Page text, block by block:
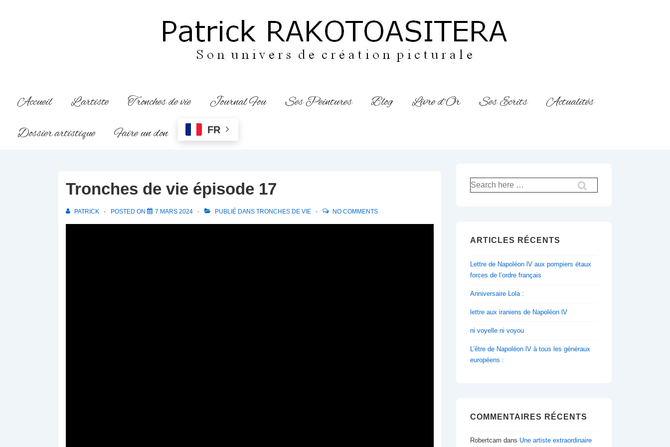
Navigation
Accueil L’artiste Tronches de vie Journal Fou Ses Peintures Blog Livre d’Or Ses Ecrits
Actualités
Dossier artistique
Faire un don FR
Tronches de vie épisode 17
PATRICK POSTED ON 7 MARS 2024 PUBLIÉ DANS TRONCHES DE VIE NO COMMENTS
Recherche
pour:
ARTICLES RÉCENTS
Lettre de Napoléon lV aux pompiers étaux
forces de l’ordre français
Anniversaire Lola :
lettre aux iraniens de Napoléon lV
ni voyelle ni voyou
L’être de Napoléon lV à tous les généraux
européens :
COMMENTAIRES RÉCENTS
Robertcam dans Une artiste extraordinaire